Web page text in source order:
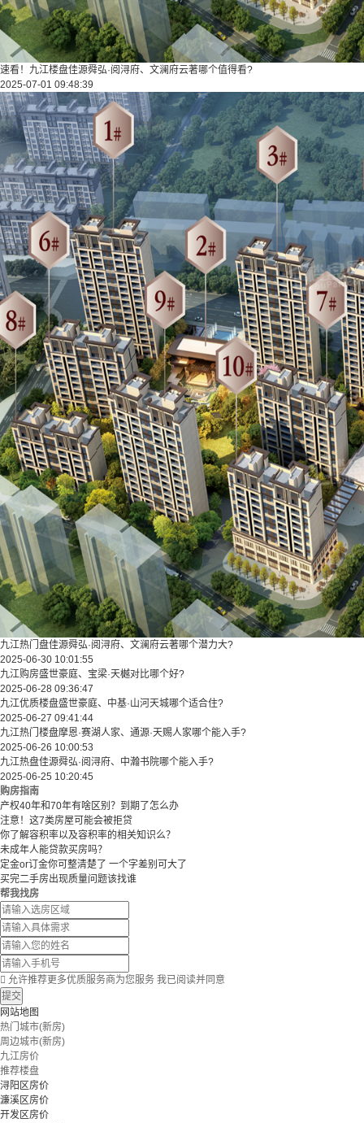
速看！九江楼盘佳源舜弘·阅浔府、文澜府云著哪个值得看?
2025-07-01 09:48:39
九江热门盘佳源舜弘·阅浔府、文澜府云著哪个潜力大?
2025-06-30 10:01:55
九江购房盛世豪庭、宝梁·天樾对比哪个好?
2025-06-28 09:36:47
九江优质楼盘盛世豪庭、中基·山河天城哪个适合住?
2025-06-27 09:41:44
九江热门楼盘摩恩·赛湖人家、通源·天赐人家哪个能入手?
2025-06-26 10:00:53
九江热盘佳源舜弘·阅浔府、中瀚书院哪个能入手?
2025-06-25 10:20:45
购房指南
产权40年和70年有啥区别？到期了怎么办
注意！这7类房屋可能会被拒贷
你了解容积率以及容积率的相关知识么？
未成年人能贷款买房吗？
定金or订金你可整清楚了 一个字差别可大了
买完二手房出现质量问题该找谁
帮我找房
 允许推荐更多优质服务商为您服务 我已阅读并同意
提交
网站地图
热门城市(新房)
周边城市(新房)
九江房价
推荐楼盘
浔阳区房价
濂溪区房价
开发区房价